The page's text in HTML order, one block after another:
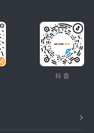
抖 音